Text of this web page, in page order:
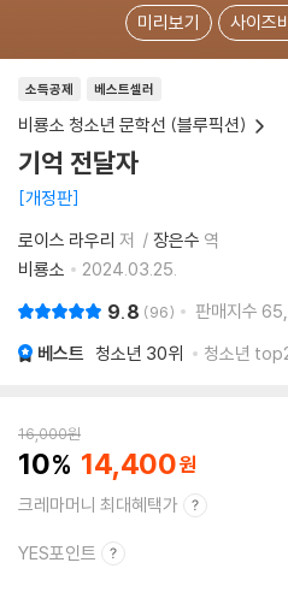
미리보기 사이즈
소득공제 베스트셀러
비룡소 청소년 문학선 (블루픽션)
기억 전달자
개정판
로이스 라우리 저 장은수 역
비룡소
2024.03.25.
9.8 96 판매지수
베스트 청소년 30위 청소년
16,000원
10 14,400
크레마머니 최대혜택가
YES포인트